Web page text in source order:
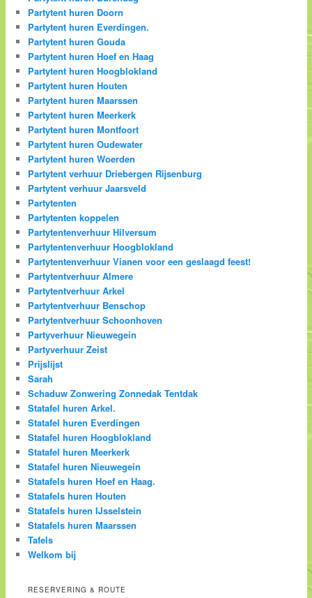
Partytent huren Doorn
Partytent huren Everdingen.
Partytent huren Gouda
Partytent huren Hoef en Haag
Partytent huren Hoogblokland
Partytent huren Houten
Partytent huren Maarssen
Partytent huren Meerkerk
Partytent huren Montfoort
Partytent huren Oudewater
Partytent huren Woerden
Partytent verhuur Driebergen Rijsenburg
Partytent verhuur Jaarsveld
Partytenten
Partytenten koppelen
Partytentenverhuur Hilversum
Partytentenverhuur Hoogblokland
Partytentenverhuur Vianen voor een geslaagd feest!
Partytentverhuur Almere
Partytentverhuur Arkel
Partytentverhuur Benschop
Partytentverhuur Schoonhoven
Partyverhuur Nieuwegein
Partyverhuur Zeist
Prijslijst
Sarah
Schaduw Zonwering Zonnedak Tentdak
Statafel huren Arkel.
Statafel huren Everdingen
Statafel huren Hoogblokland
Statafel huren Meerkerk
Statafel huren Nieuwegein
Statafels huren Hoef en Haag.
Statafels huren Houten
Statafels huren IJsselstein
Statafels huren Maarssen
Tafels
Welkom bij
RESERVERING & ROUTE